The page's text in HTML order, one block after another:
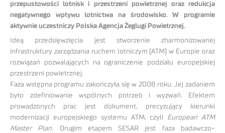
przepustowości lotnisk i przestrzeni powietrznej oraz redukcja
negatywnego wpływu lotnictwa na środowisko. W programie
aktywnie uczestniczy Polska Agencja Żeglugi Powietrznej.
Ideą przedsięwzięcia jest stworzenie zharmonizowanej
infrastruktury zarządzania ruchem lotniczym (ATM) w Europie oraz
rozwiązań pozwalających na ograniczenie podziału europejskiej
przestrzeni powietrznej.
Faza wstępna programu zakończyła się w 2008 roku. Jej zadaniem
było zdefiniowanie wspólnych potrzeb i wyzwań. Efektem
prowadzonych prac jest dokument, precyzujący kierunki
modernizacji europejskiego systemu ATM, czyli European ATM
Master Plan. Drugim etapem SESAR jest faza badawczo-